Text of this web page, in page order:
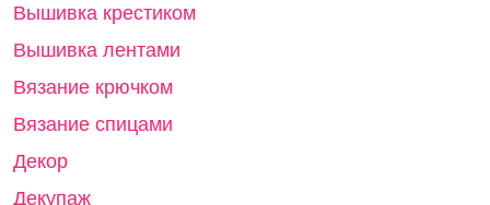
Вышивка крестиком
Вышивка лентами
Вязание крючком
Вязание спицами
Декор
Декупаж